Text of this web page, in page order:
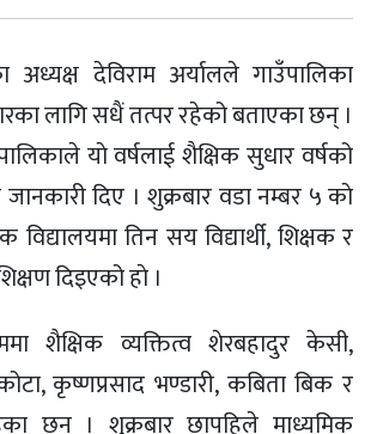
अध्यक्ष देविराम अर्यालले गाउँपालिका
लागि सधैं तत्पर रहेको बताएका छन् ।
याे वर्षलाई शैक्षिक सुधार वर्षको
दिए । शुक्रबार वडा नम्बर ५ काे
विद्यालयमा तिन सय विद्यार्थी, शिक्षक र
दिइएको हाे ।
शैक्षिक व्यक्तित्व शेरबहादुर केसी,
कृष्णप्रसाद भण्डारी, कबिता बिक र
छन् । शुक्रबार छापहिले माध्यमिक